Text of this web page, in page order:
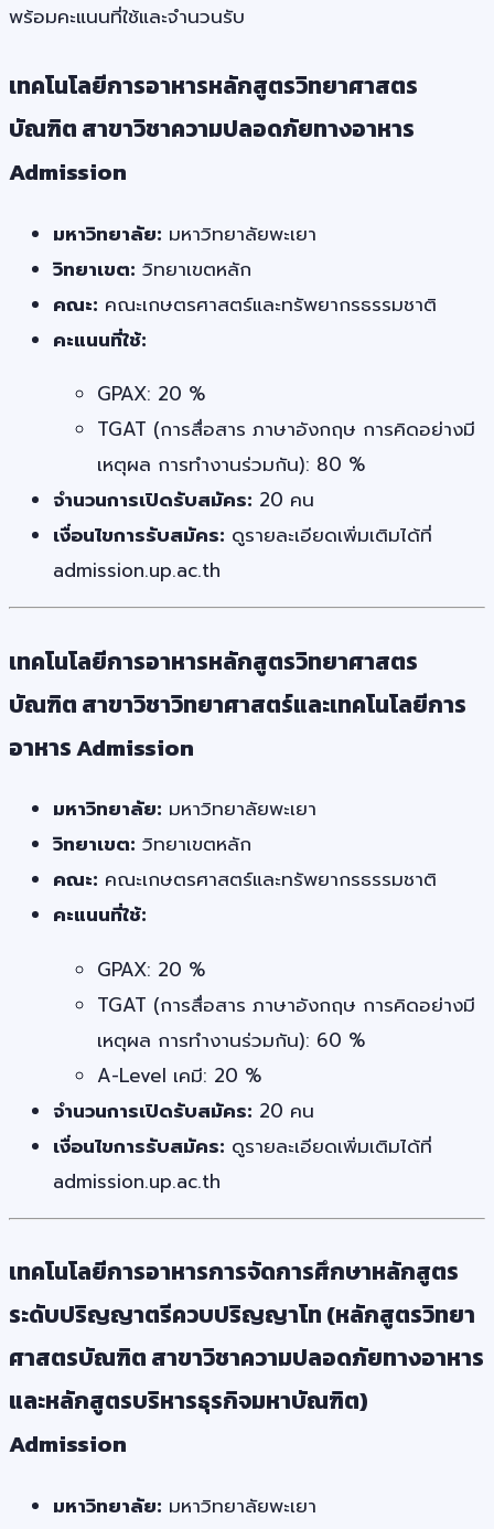
พร้อมคะแนนที่ใช้และจำนวนรับ
เทคโนโลยีการอาหารหลักสูตรวิทยาศาสตร
บัณฑิต สาขาวิชาความปลอดภัยทางอาหาร
Admission
มหาวิทยาลัย: มหาวิทยาลัยพะเยา
วิทยาเขต: วิทยาเขตหลัก
คณะ: คณะเกษตรศาสตร์และทรัพยากรธรรมชาติ
คะแนนที่ใช้:
GPAX: 20 %
TGAT (การสื่อสาร ภาษาอังกฤษ การคิดอย่างมี
เหตุผล การทำงานร่วมกัน): 80 %
จำนวนการเปิดรับสมัคร: 20 คน
เงื่อนไขการรับสมัคร: ดูรายละเอียดเพิ่มเติมได้ที่
admission.up.ac.th
เทคโนโลยีการอาหารหลักสูตรวิทยาศาสตร
บัณฑิต สาขาวิชาวิทยาศาสตร์และเทคโนโลยีการ
อาหาร Admission
มหาวิทยาลัย: มหาวิทยาลัยพะเยา
วิทยาเขต: วิทยาเขตหลัก
คณะ: คณะเกษตรศาสตร์และทรัพยากรธรรมชาติ
คะแนนที่ใช้:
GPAX: 20 %
TGAT (การสื่อสาร ภาษาอังกฤษ การคิดอย่างมี
เหตุผล การทำงานร่วมกัน): 60 %
A-Level เคมี: 20 %
จำนวนการเปิดรับสมัคร: 20 คน
เงื่อนไขการรับสมัคร: ดูรายละเอียดเพิ่มเติมได้ที่
admission.up.ac.th
เทคโนโลยีการอาหารการจัดการศึกษาหลักสูตร
ระดับปริญญาตรีควบปริญญาโท (หลักสูตรวิทยา
ศาสตรบัณฑิต สาขาวิชาความปลอดภัยทางอาหาร
และหลักสูตรบริหารธุรกิจมหาบัณฑิต)
Admission
มหาวิทยาลัย: มหาวิทยาลัยพะเยา